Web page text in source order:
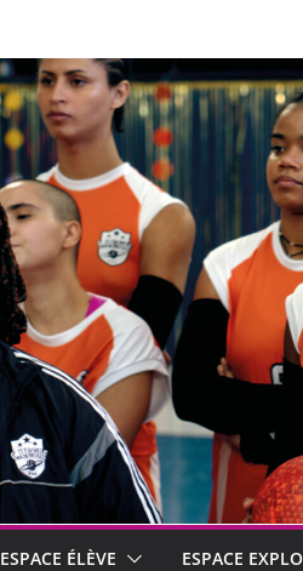
ESPACE ÉLÈVE ESPACE